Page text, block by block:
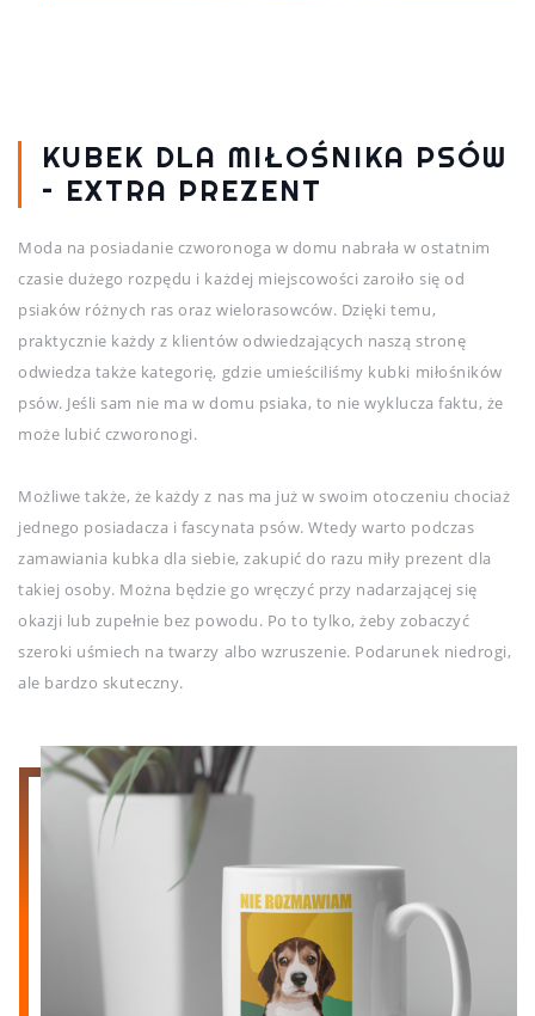
KUBEK DLA MIŁOŚNIKA PSÓW
– EXTRA PREZENT
Moda na posiadanie czworonoga w domu nabrała w ostatnim
czasie dużego rozpędu i każdej miejscowości zaroiło się od
psiaków różnych ras oraz wielorasowców. Dzięki temu,
praktycznie każdy z klientów odwiedzających naszą stronę
odwiedza także kategorię, gdzie umieściliśmy kubki miłośników
psów. Jeśli sam nie ma w domu psiaka, to nie wyklucza faktu, że
może lubić czworonogi.
Możliwe także, że każdy z nas ma już w swoim otoczeniu chociaż
jednego posiadacza i fascynata psów. Wtedy warto podczas
zamawiania kubka dla siebie, zakupić do razu miły prezent dla
takiej osoby. Można będzie go wręczyć przy nadarzającej się
okazji lub zupełnie bez powodu. Po to tylko, żeby zobaczyć
szeroki uśmiech na twarzy albo wzruszenie. Podarunek niedrogi,
ale bardzo skuteczny.